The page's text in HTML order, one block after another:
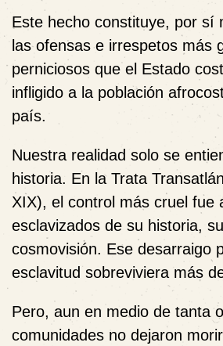
Este hecho constituye, por sí
las ofensas e irrespetos más
perniciosos que el Estado
infligido a la población
país.
Nuestra realidad solo se
historia. En la Trata
XIX), el control más cruel fue
esclavizados de su historia,
cosmovisión. Ese desarraigo
esclavitud sobreviviera más
Pero, aun en medio de tanta
comunidades no dejaron